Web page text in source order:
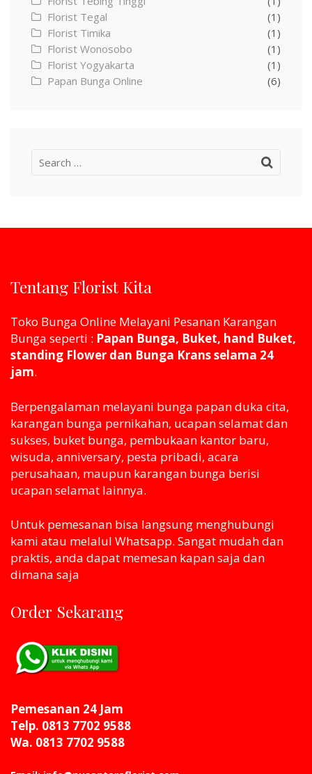
Florist Tegal
(1)
Florist Timika
(1)
Florist Wonosobo
(1)
Florist Yogyakarta
(1)
Papan Bunga Online
(6)
Search
Tentang Florist Kita
Toko Bunga Online Melayani Pesanan Karangan
Bunga seperti : Papan Bunga, Buket, hand Buket,
standing Flower dan Bunga Krans selama 24
jam.
Berpengalaman melayani bunga papan duka cita,
karangan bunga pernikahan, ucapan selamat dan
sukses, buket bunga, pembukaan kantor baru,
wisuda, anniversary, pesta pribadi, acara
perusahaan, maupun karangan bunga berisi
ucapan selamat lainnya.
Untuk pemesanan bisa langsung menghubungi
kami atau melaluI Whatsapp. Sangat mudah dan
praktis, anda dapat memesan kapan saja dan
dimana saja
Order Sekarang
Pemesanan 24 Jam
Telp. 0813 7702 9588
Wa. 0813 7702 9588